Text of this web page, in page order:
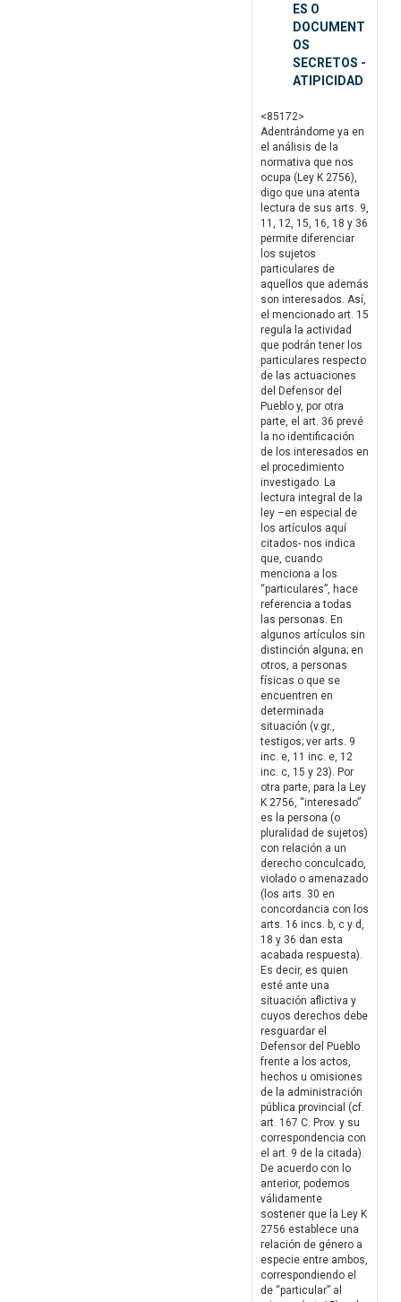
ES O
DOCUMENT
OS
SECRETOS -
ATIPICIDAD
<85172>
Adentrándome ya en
el análisis de la
normativa que nos
ocupa (Ley K 2756),
digo que una atenta
lectura de sus arts. 9,
11, 12, 15, 16, 18 y 36
permite diferenciar
los sujetos
particulares de
aquellos que además
son interesados. Así,
el mencionado art. 15
regula la actividad
que podrán tener los
particulares respecto
de las actuaciones
del Defensor del
Pueblo y, por otra
parte, el art. 36 prevé
la no identificación
de los interesados en
el procedimiento
investigado. La
lectura integral de la
ley –en especial de
los artículos aquí
citados- nos indica
que, cuando
menciona a los
“particulares”, hace
referencia a todas
las personas. En
algunos artículos sin
distinción alguna; en
otros, a personas
físicas o que se
encuentren en
determinada
situación (v.gr.,
testigos; ver arts. 9
inc. e, 11 inc. e, 12
inc. c, 15 y 23). Por
otra parte, para la Ley
K 2756, “interesado”
es la persona (o
pluralidad de sujetos)
con relación a un
derecho conculcado,
violado o amenazado
(los arts. 30 en
concordancia con los
arts. 16 incs. b, c y d,
18 y 36 dan esta
acabada respuesta).
Es decir, es quien
esté ante una
situación aflictiva y
cuyos derechos debe
resguardar el
Defensor del Pueblo
frente a los actos,
hechos u omisiones
de la administración
pública provincial (cf.
art. 167 C. Prov. y su
correspondencia con
el art. 9 de la citada).
De acuerdo con lo
anterior, podemos
válidamente
sostener que la Ley K
2756 establece una
relación de género a
especie entre ambos,
correspondiendo el
de “particular” al